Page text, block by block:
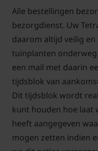
ruimtelijke tuin of een
het terras, de
uitstekende keuze.
goede standplaats
bijzondere plant, die
vleugje tropische flair.
Standplaats en
Tetrapanax
De Chinese
Alle bestellingen
bezorgdienst. Uw
daarom altijd veilig
tuinplanten
een mail met daarin
tijdsblok van
Dit tijdsblok wordt
kunt houden hoe laat
heeft aangegeven
mogen zetten indien